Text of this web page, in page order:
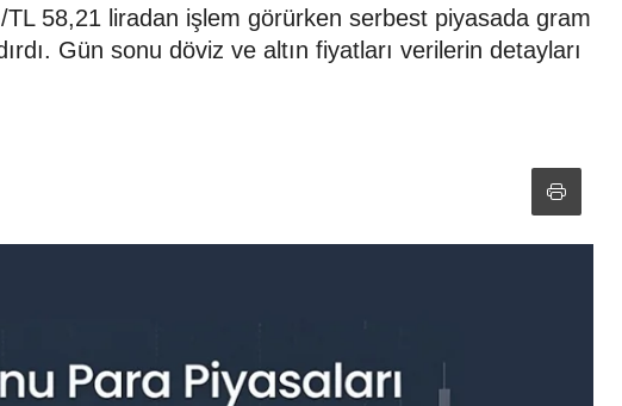
58,21 liradan işlem görürken serbest piyasada gram
Gün sonu döviz ve altın fiyatları verilerin detayları